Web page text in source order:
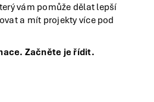
vám pomůže dělat lepší
a mít projekty více pod
Začněte je řídit.